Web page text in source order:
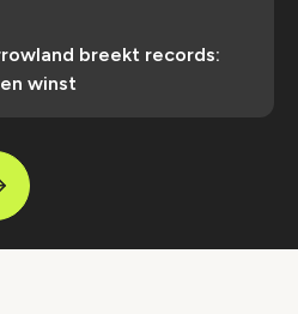
breekt records:
winst